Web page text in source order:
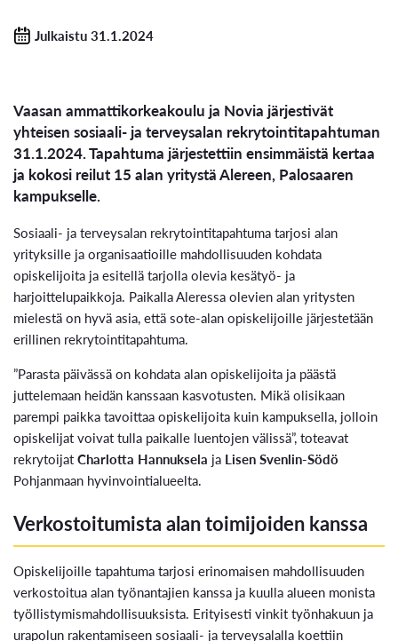
Julkaistu 31.1.2024
Vaasan ammattikorkeakoulu ja Novia järjestivät
yhteisen sosiaali- ja terveysalan rekrytointitapahtuman
31.1.2024. Tapahtuma järjestettiin ensimmäistä kertaa
ja kokosi reilut 15 alan yritystä Alereen, Palosaaren
kampukselle.
Sosiaali- ja terveysalan rekrytointitapahtuma tarjosi alan
yrityksille ja organisaatioille mahdollisuuden kohdata
opiskelijoita ja esitellä tarjolla olevia kesätyö- ja
harjoittelupaikkoja. Paikalla Aleressa olevien alan yritysten
mielestä on hyvä asia, että sote-alan opiskelijoille järjestetään
erillinen rekrytointitapahtuma.
”Parasta päivässä on kohdata alan opiskelijoita ja päästä
juttelemaan heidän kanssaan kasvotusten. Mikä olisikaan
parempi paikka tavoittaa opiskelijoita kuin kampuksella, jolloin
opiskelijat voivat tulla paikalle luentojen välissä”, toteavat
rekrytoijatCharlotta Hannuksela ja Lisen Svenlin-Södö
Pohjanmaan hyvinvointialueelta.
Verkostoitumista alan toimijoiden kanssa
Opiskelijoille tapahtuma tarjosi erinomaisen mahdollisuuden
verkostoitua alan työnantajien kanssa ja kuulla alueen monista
työllistymismahdollisuuksista. Erityisesti vinkit työnhakuun ja
urapolun rakentamiseen sosiaali- ja terveysalalla koettiin